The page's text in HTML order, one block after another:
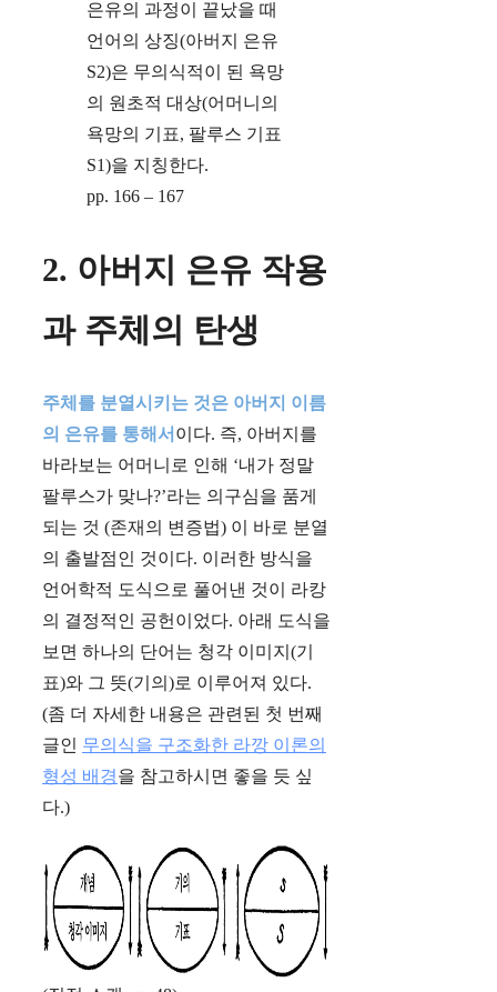
은유의 과정이 끝났을 때
언어의 상징(아버지 은유
S2)은 무의식적이 된 욕망
의 원초적 대상(어머니의
욕망의 기표, 팔루스 기표
S1)을 지칭한다.
pp. 166 – 167
2. 아버지 은유 작용
과 주체의 탄생
주체를 분열시키는 것은 아버지 이름
의 은유를 통해서 이다. 즉, 아버지를
바라보는 어머니로 인해 ‘내가 정말
팔루스가 맞나?’라는 의구심을 품게
되는 것 (존재의 변증법) 이 바로 분열
의 출발점인 것이다. 이러한 방식을
언어학적 도식으로 풀어낸 것이 라캉
의 결정적인 공헌이었다. 아래 도식을
보면 하나의 단어는 청각 이미지(기
표)와 그 뜻(기의)로 이루어져 있다.
(좀 더 자세한 내용은 관련된 첫 번째
글인 무의식을 구조화한 라깡 이론의
형성 배경을 참고하시면 좋을 듯 싶
다.)